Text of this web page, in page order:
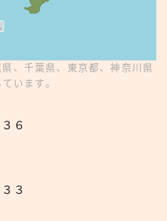
、千葉県、東京都、神奈川県
います。
６
３